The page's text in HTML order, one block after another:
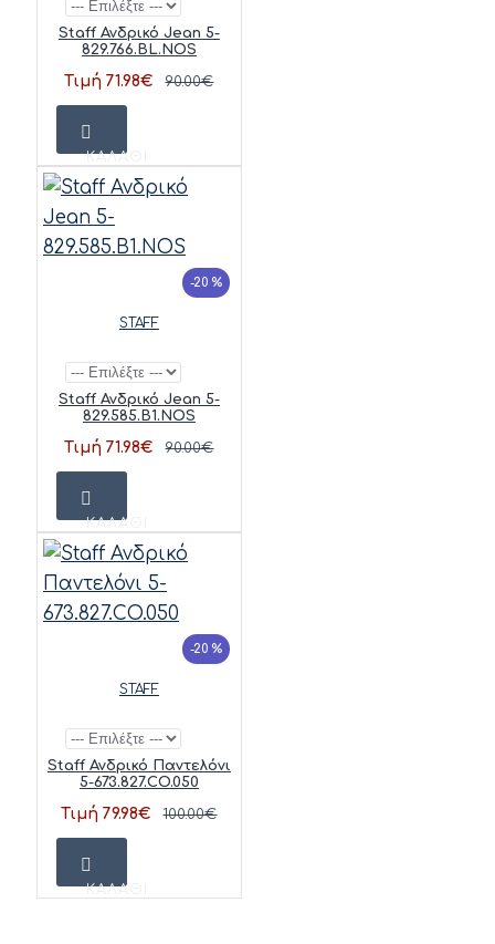
Staff Ανδρικό Jean 5-
829.766.BL.NOS
Τιμή 71.98€ 90.00€
ΚΑΛΆΘΙ
-20 %
STAFF
Staff Ανδρικό Jean 5-
829.585.B1.NOS
Τιμή 71.98€ 90.00€
ΚΑΛΆΘΙ
-20 %
STAFF
Staff Ανδρικό Παντελόνι
5-673.827.CO.050
Τιμή 79.98€ 100.00€
ΚΑΛΆΘΙ